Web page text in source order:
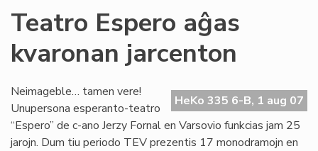
Teatro Espero aĝas
kvaronan jarcenton
HeKo 335 6-B, 1 aug 07
Neimageble… tamen vere!
Unupersona esperanto-teatro
“Espero” de c-ano Jerzy Fornal en Varsovio funkcias jam 25
jarojn. Dum tiu periodo TEV prezentis 17 monodramojn en